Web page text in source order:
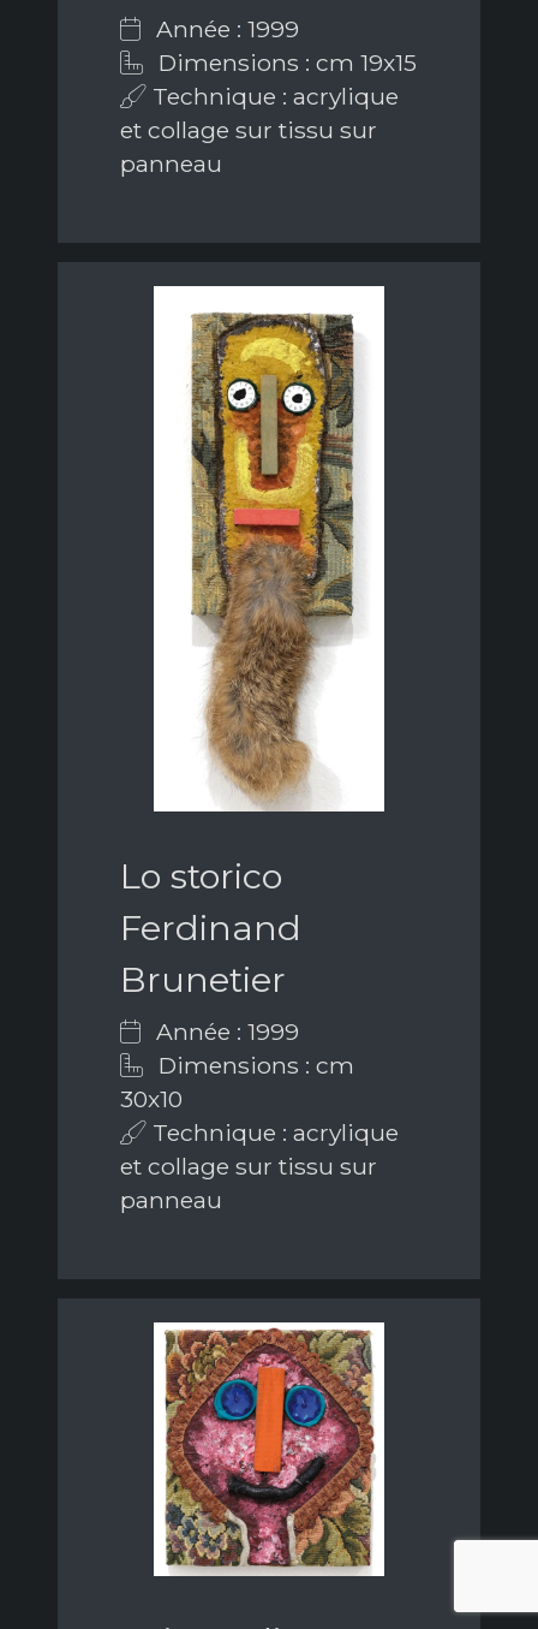
Année : 1999
Dimensions : cm 19x15
Technique : acrylique
et collage sur tissu sur
panneau
Lo storico
Ferdinand
Brunetier
Année : 1999
Dimensions : cm
30x10
Technique : acrylique
et collage sur tissu sur
panneau